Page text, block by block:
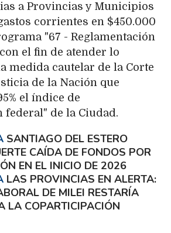
a Provincias y Municipios
corrientes en $450.000
"67 - Reglamentación
el fin de atender lo
medida cautelar de la Corte
de la Nación que
el índice de
de la Ciudad.
SANTIAGO DEL ESTERO
CAÍDA DE FONDOS POR
EN EL INICIO DE 2026
LAS PROVINCIAS EN ALERTA:
DE MILEI RESTARÍA
LA COPARTICIPACIÓN